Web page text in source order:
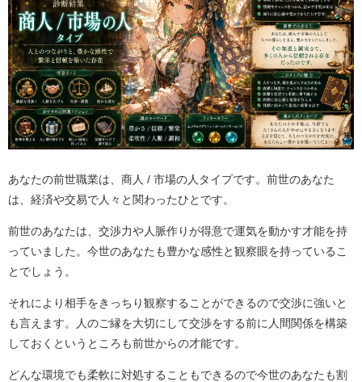
あなたの前世職業は、商人 / 市場の人タイプです。前世のあなた
は、経済や交易で人々と関わったひとです。
前世のあなたは、交渉力や人脈作りが得意で運気を動かす才能を持
っていました。今世のあなたも豊かな感性と観察眼を持っているこ
とでしょう。
それにより相手をきっちり観察することができるので交渉に強いと
も言えます。人のご縁を大切にして交渉をする前に人間関係を構築
しておくというところも前世からの才能です。
どんな環境でも柔軟に対処することもできるので今世のあなたも割